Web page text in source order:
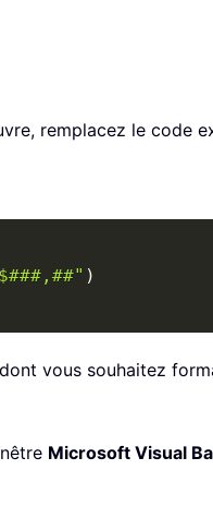
remplacez le code
)
vous souhaitez
Microsoft Visual